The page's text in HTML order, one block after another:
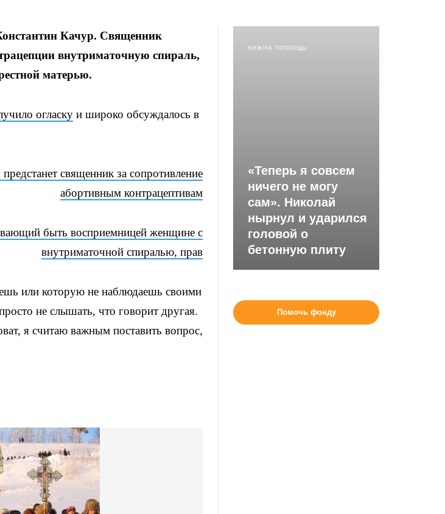
Качур. Священник
внутриматочную спираль,
матерью.
огласку и широко обсуждалось в
священник за сопротивление
абортивным контрацептивам
быть восприемницей женщине с
внутриматочной спиралью, прав
или которую не наблюдаешь своими
не слышать, что говорит другая.
я считаю важным поставить вопрос,
НУЖНА ПОМОЩЬ
«Теперь я совсем
ничего не могу
сам». Николай
нырнул и ударился
головой о
бетонную плиту
Помочь фонду